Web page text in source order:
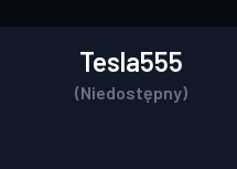
Tesla555
(Niedostępny)